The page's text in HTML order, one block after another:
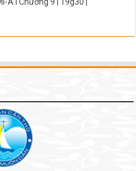
A I Chương 9 | 19g30 |